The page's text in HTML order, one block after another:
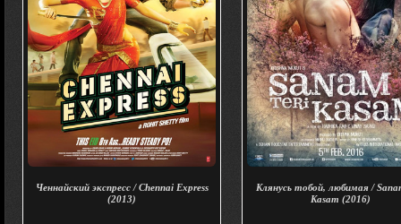
Ченнайский экспресс / Chennai Express
(2013)
Клянусь тобой, любимая /
Kasam (2016)